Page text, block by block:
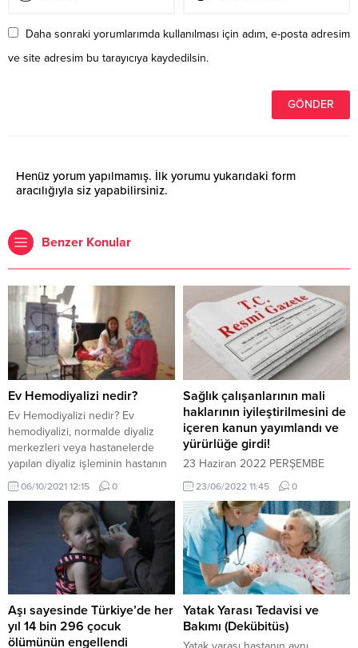
Daha sonraki yorumlarımda kullanılması için adım, e-posta adresim
ve site adresim bu tarayıcıya kaydedilsin.
Henüz yorum yapılmamış. İlk yorumu yukarıdaki form
aracılığıyla siz yapabilirsiniz.
Benzer Konular
Ev Hemodiyalizi nedir?
Ev Hemodiyalizi nedir? Ev
hemodiyalizi, normalde diyaliz
merkezleri veya hastanelerde
yapılan diyaliz işleminin hastanın
kendi evinde uygulanmasıdır.
Diyaliz merkezleri veya
hastanelerde uygulanan 4 saalik
diyaliz seansının daha uzun
süreye yayılması ve evde
uygulanabilir olmasıyla beraber
hasta konforu artarken,
beklelenen yaşam süresi de
uzamaktadır. Ev Hemodiyalizinin
avantajları nelerdir? Normal
sağlıklı insanlarda...
06/10/2021 12:15 0
Sağlık çalışanlarının mali
haklarının iyileştirilmesini de
içeren kanun yayımlandı ve
yürürlüğe girdi!
23 Haziran 2022 PERŞEMBE
Resmî Gazete Sayı : 31875
KANUN SAĞLIKLA İLGİLİ BAZI
KANUNLARDA VE 375 SAYILI
KANUN HÜKMÜNDE
KARARNAMEDE DEĞİŞİKLİK
YAPILMASINA DAİR KANUN
Kanun No.
7411
Tarihi: 16/6/2022 MADDE
1- 11/4/1928 tarihli ve 1219 sayılı
Tababet
23/06/2022 11:45 0
Aşı sayesinde Türkiye’de her
yıl 14 bin 296 çocuk
ölümünün engellendi
Yatak Yarası Tedavisi ve
Bakımı (Dekübitüs)